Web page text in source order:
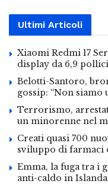
Ultimi Articoli
Xiaomi Redmi 17
display da 6,9 pollici
Belotti-Santoro,
gossip: “Non siamo
Terrorismo,
un minorenne nel
Creati quasi 700
sviluppo di farmaci
Emma, la fuga tra i
anti-caldo in Islanda